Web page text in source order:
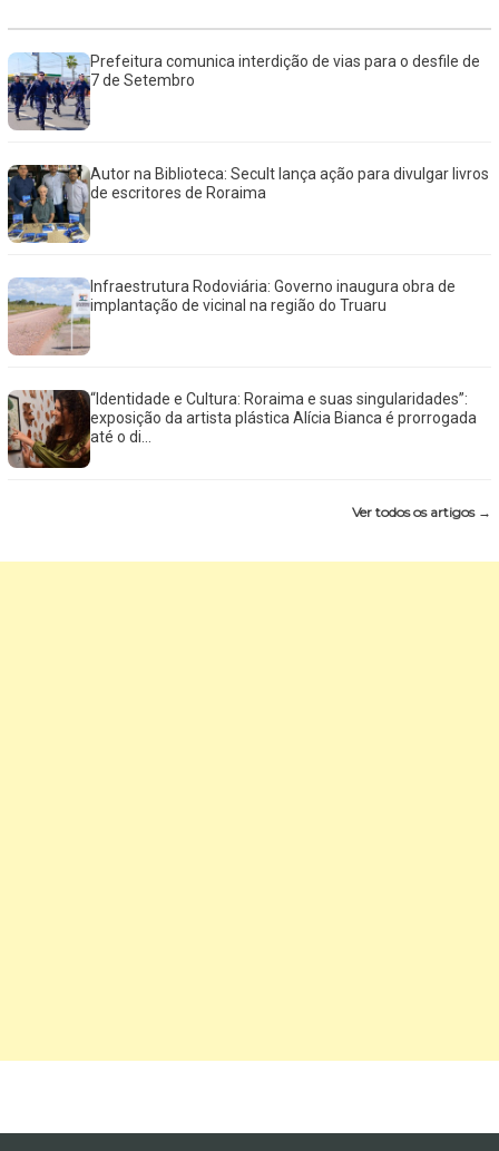
Prefeitura comunica interdição de vias para o desfile de
7 de Setembro
Autor na Biblioteca: Secult lança ação para divulgar livros
de escritores de Roraima
Infraestrutura Rodoviária: Governo inaugura obra de
implantação de vicinal na região do Truaru
“Identidade e Cultura: Roraima e suas singularidades”:
exposição da artista plástica Alícia Bianca é prorrogada
até o di...
Ver todos os artigos →